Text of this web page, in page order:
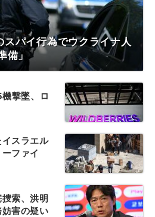
スパイ行為でウクライナ人
備」
撃墜、ロ
スラエル
ファイ
索、洪明
害の疑い